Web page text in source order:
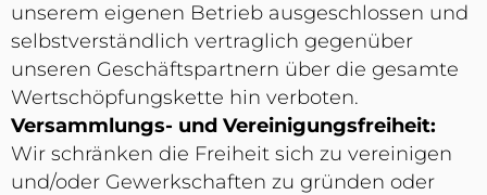
unserem eigenen Betrieb ausgeschlossen und
selbstverständlich vertraglich gegenüber
unseren Geschäftspartnern über die gesamte
Wertschöpfungskette hin verboten.
Versammlungs- und Vereinigungsfreiheit:
Wir schränken die Freiheit sich zu vereinigen
und/oder Gewerkschaften zu gründen oder